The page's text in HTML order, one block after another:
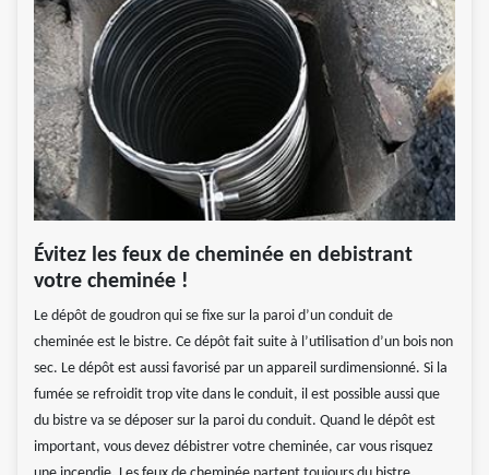
Évitez les feux de cheminée en debistrant
votre cheminée !
Le dépôt de goudron qui se fixe sur la paroi d’un conduit de
cheminée est le bistre. Ce dépôt fait suite à l’utilisation d’un bois non
sec. Le dépôt est aussi favorisé par un appareil surdimensionné. Si la
fumée se refroidit trop vite dans le conduit, il est possible aussi que
du bistre va se déposer sur la paroi du conduit. Quand le dépôt est
important, vous devez débistrer votre cheminée, car vous risquez